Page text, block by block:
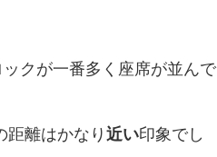
クが一番多く座席が並んで
離はかなり 近い印象でし